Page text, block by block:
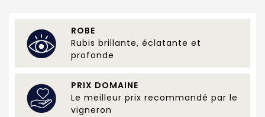
ROBE
Rubis brillante, éclatante et
profonde
PRIX DOMAINE
Le meilleur prix recommandé par le
vigneron